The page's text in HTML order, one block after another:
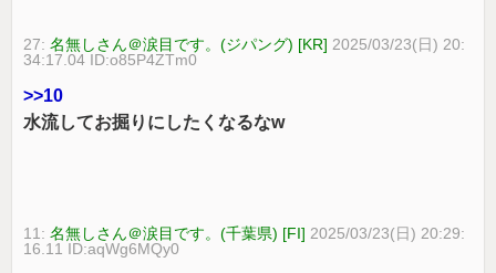
27:名無しさん＠涙目です。(ジパング) [KR] 2025/03/23(日) 20:
34:17.04 ID:o85P4ZTm0
>>10
水流してお掘りにしたくなるなw
11:名無しさん＠涙目です。(千葉県) [FI] 2025/03/23(日) 20:29:
16.11 ID:aqWg6MQy0